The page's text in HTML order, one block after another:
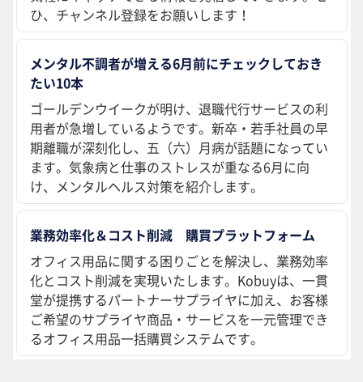
ひ、チャンネル登録をお願いします！
メンタル不調者が増える6月前にチェックしておき
たい10本
ゴールデンウイークが明け、退職代行サービスの利
用者が急増しているようです。新卒・若手社員の早
期離職が深刻化し、五（六）月病が話題になってい
ます。気象病と仕事のストレスが重なる6月に向
け、メンタルヘルス対策を紹介します。
業務効率化＆コスト削減 購買プラットフォーム
オフィス用品に関する困りごとを解決し、業務効率
化とコスト削減を実現いたします。Kobuyは、一貫
堂が提携するパートナーサプライヤに加え、お客様
ご希望のサプライヤ商品・サービスを一元管理でき
るオフィス用品一括購買システムです。